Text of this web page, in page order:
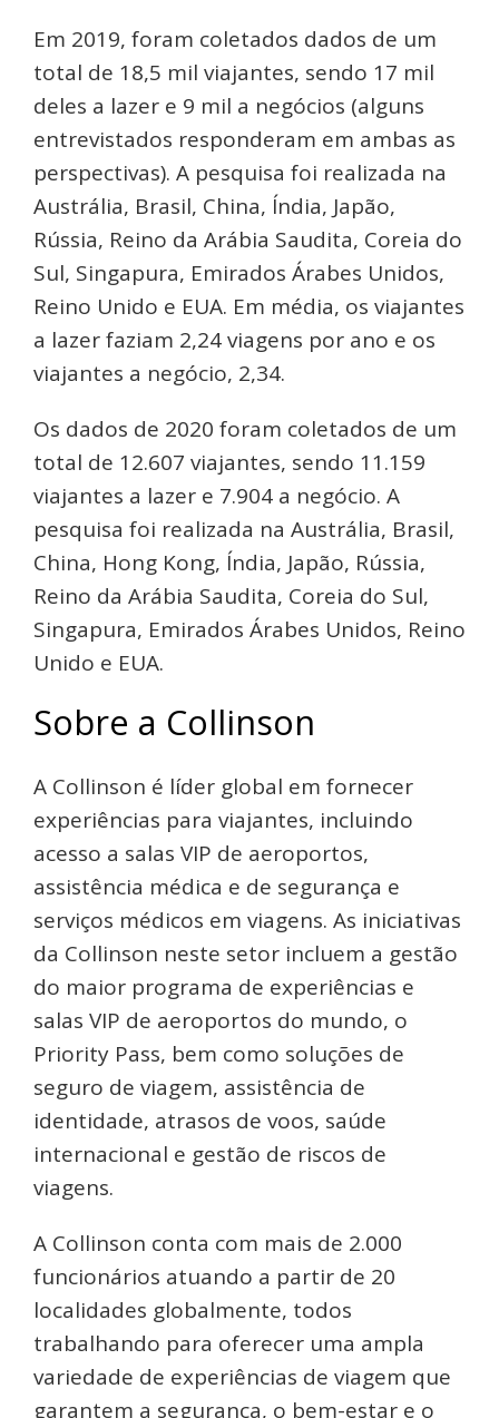
Em 2019, foram coletados dados de um
total de 18,5 mil viajantes, sendo 17 mil
deles a lazer e 9 mil a negócios (alguns
entrevistados responderam em ambas as
perspectivas). A pesquisa foi realizada na
Austrália, Brasil, China, Índia, Japão,
Rússia, Reino da Arábia Saudita, Coreia do
Sul, Singapura, Emirados Árabes Unidos,
Reino Unido e EUA. Em média, os viajantes
a lazer faziam 2,24 viagens por ano e os
viajantes a negócio, 2,34.
Os dados de 2020 foram coletados de um
total de 12.607 viajantes, sendo 11.159
viajantes a lazer e 7.904 a negócio. A
pesquisa foi realizada na Austrália, Brasil,
China, Hong Kong, Índia, Japão, Rússia,
Reino da Arábia Saudita, Coreia do Sul,
Singapura, Emirados Árabes Unidos, Reino
Unido e EUA.
Sobre a Collinson
A Collinson é líder global em fornecer
experiências para viajantes, incluindo
acesso a salas VIP de aeroportos,
assistência médica e de segurança e
serviços médicos em viagens. As iniciativas
da Collinson neste setor incluem a gestão
do maior programa de experiências e
salas VIP de aeroportos do mundo, o
Priority Pass, bem como soluções de
seguro de viagem, assistência de
identidade, atrasos de voos, saúde
internacional e gestão de riscos de
viagens.
A Collinson conta com mais de 2.000
funcionários atuando a partir de 20
localidades globalmente, todos
trabalhando para oferecer uma ampla
variedade de experiências de viagem que
garantem a segurança, o bem-estar e o